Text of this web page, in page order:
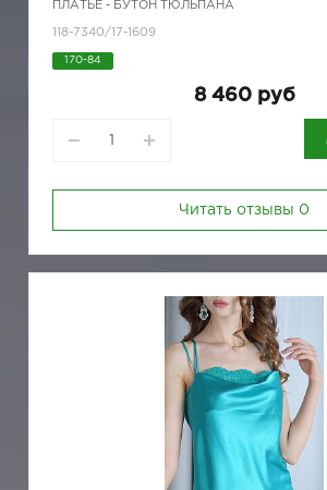
ПЛАТЬЕ - БУТОН ТЮЛЬПАНА
118-7340/17-1609
170-84
8 460 руб
Читать отзывы 0